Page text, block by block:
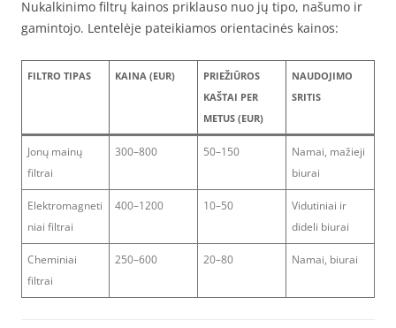
Nukalkinimo filtrų kainos priklauso nuo jų tipo, našumo ir
gamintojo. Lentelėje pateikiamos orientacinės kainos:
FILTRO TIPAS KAINA (EUR)
PRIEŽIŪROS
KAŠTAI PER
METUS (EUR)
NAUDOJIMO
SRITIS
Jonų mainų
filtrai
300–800 50–150
Namai, mažieji
biurai
Elektromagneti
niai filtrai
400–1200 10–50
Vidutiniai ir
dideli biurai
Cheminiai
filtrai
250–600 20–80 Namai, biurai